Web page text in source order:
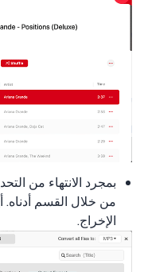
بمجرد الانتهاء من
من خلال القسم أدناه.
الإخراج.